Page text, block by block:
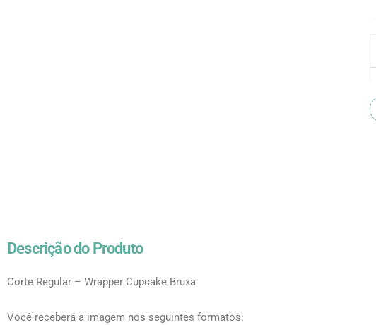
Descrição do Produto
Corte Regular – Wrapper Cupcake Bruxa
Você receberá a imagem nos seguintes formatos: